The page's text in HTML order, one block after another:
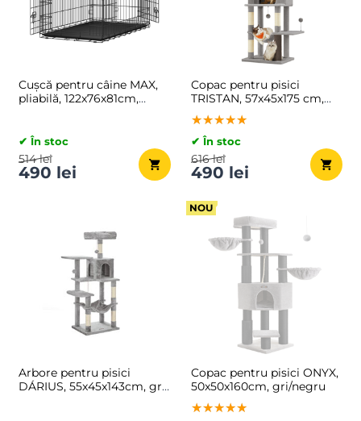
Cușcă pentru câine MAX,
pliabilă, 122x76x81cm,
✔ În stoc
490 lei
514 lei
Copac pentru pisici
TRISTAN, 57x45x175 cm,
gri
★★★★★
★★★★★
★★★★★
✔ În stoc
490 lei
616 lei
Arbore pentru pisici
DÁRIUS, 55x45x143cm, gri
NOU
Copac pentru pisici ONYX,
50x50x160cm, gri/negru
★★★★★
★★★★★
★★★★★